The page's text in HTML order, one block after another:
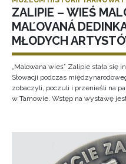
ZALIPIE – WIEŚ
MAĽOVANÁ
MŁODYCH
„Malowana wieś” Zalipie stała się
Słowacji podczas
zobaczyli, poczuli i przenieśli na
w Tarnowie. Wstęp na wystawę